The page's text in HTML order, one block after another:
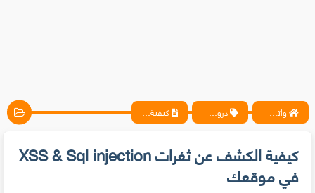
واتس آب ، فيسبوك ، أنترنت ، شروحات تقنية حصرية - المحترف دروس حماية كيفية الكشف عن ثغرات XSS & Sql injection في موقعك
كيفية الكشف عن ثغرات XSS & Sql injection
في موقعك